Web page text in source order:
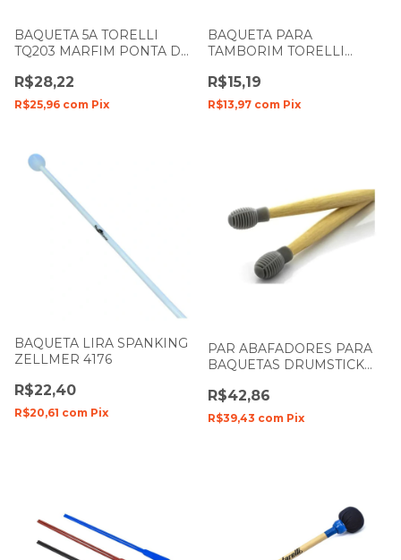
BAQUETA 5A TORELLI
TQ203 MARFIM PONTA DE
R$28,22
R$25,96 com Pix
BAQUETA PARA
TAMBORIM TORELLI
R$15,19
R$13,97 com Pix
BAQUETA LIRA SPANKING
ZELLMER 4176
R$22,40
R$20,61 com Pix
PAR ABAFADORES PARA
BAQUETAS DRUMSTICK
R$42,86
R$39,43 com Pix